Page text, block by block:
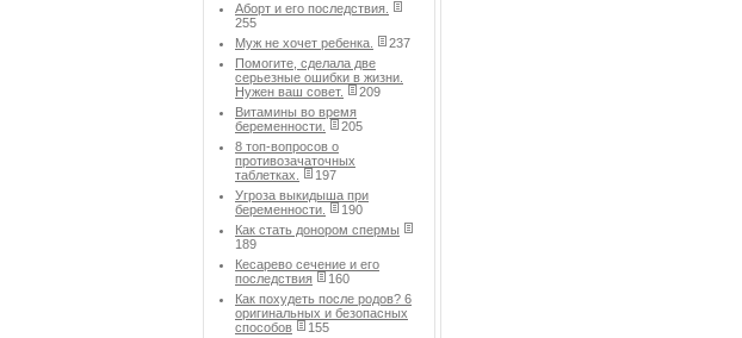
Аборт и его последствия.
255
Муж не хочет ребенка.
237
Помогите, сделала две
серьезные ошибки в жизни.
Нужен ваш совет.
209
Витамины во время
беременности.
205
8 топ-вопросов о
противозачаточных
таблетках.
197
Угроза выкидыша при
беременности.
190
Как стать донором спермы
189
Кесарево сечение и его
последствия
160
Как похудеть после родов? 6
оригинальных и безопасных
способов
155